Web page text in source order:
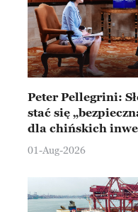
Peter Pellegrini:
stać się
dla chińskich
Europejskiej
01-Aug-2026